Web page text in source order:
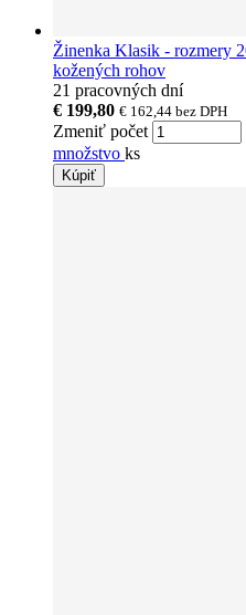
Žinenka Klasik - rozmery
kožených rohov
21 pracovných dní
€ 199,80 € 162,44 bez DPH
Zmeniť počet
množstvo ks
Kúpiť